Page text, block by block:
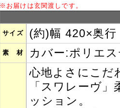
※ お届けは玄関渡しです。
サイズ (約)幅 420×奥
素 材 カバー:ポリ
心地よさにこだ
「スワレーヴ
ッション。